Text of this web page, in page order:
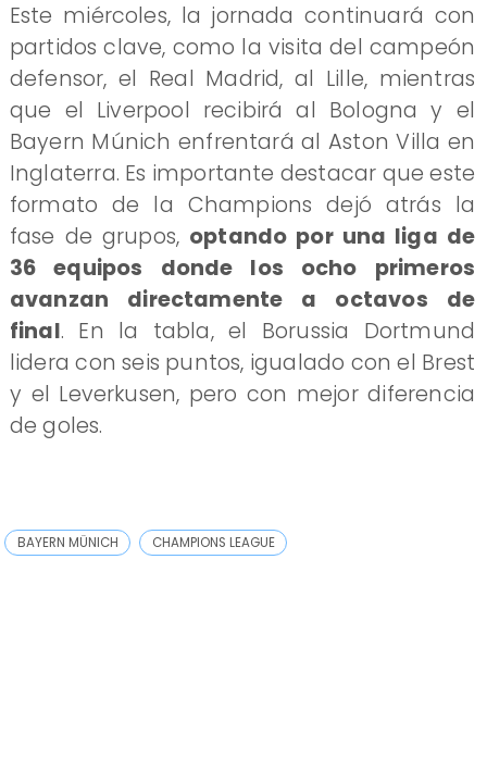
Este miércoles, la jornada continuará con
partidos clave, como la visita del campeón
defensor, el Real Madrid, al Lille, mientras
que el Liverpool recibirá al Bologna y el
Bayern Múnich enfrentará al Aston Villa en
Inglaterra. Es importante destacar que este
formato de la Champions dejó atrás la
fase de grupos, optando por una liga de
36 equipos donde los ocho primeros
avanzan directamente a octavos de
final. En la tabla, el Borussia Dortmund
lidera con seis puntos, igualado con el Brest
y el Leverkusen, pero con mejor diferencia
de goles.
BAYERN MÜNICH CHAMPIONS LEAGUE